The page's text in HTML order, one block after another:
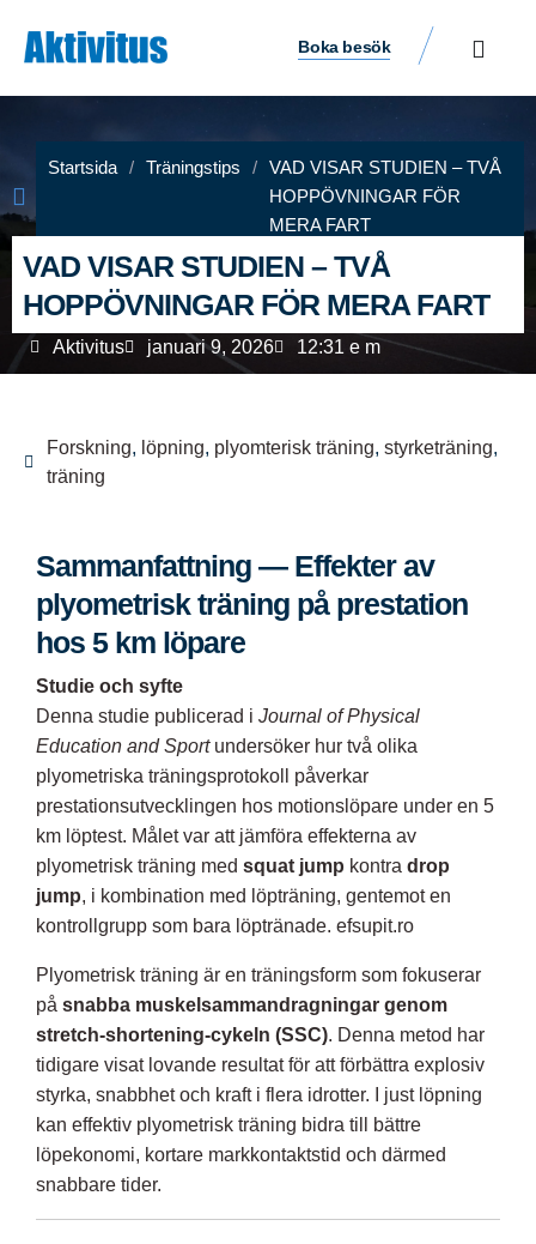
Boka besök
Startsida / Träningstips / VAD VISAR STUDIEN – TVÅ
HOPPÖVNINGAR FÖR
MERA FART
VAD VISAR STUDIEN – TVÅ
HOPPÖVNINGAR FÖR MERA FART
Aktivitus januari 9, 2026 12:31 e m
Forskning, löpning, plyomterisk träning, styrketräning,
träning
Sammanfattning — Effekter av
plyometrisk träning på prestation
hos 5 km löpare
Studie och syfte
Denna studie publicerad i Journal of Physical
Education and Sportundersöker hur två olika
plyometriska träningsprotokoll påverkar
prestationsutvecklingen hos motionslöpare under en 5
km löptest. Målet var att jämföra effekterna av
plyometrisk träning med squat jump kontra drop
jump, i kombination med löpträning, gentemot en
kontrollgrupp som bara löptränade. efsupit.ro
Plyometrisk träning är en träningsform som fokuserar
på snabba muskelsammandragningar genom
stretch-shortening-cykeln (SSC). Denna metod har
tidigare visat lovande resultat för att förbättra explosiv
styrka, snabbhet och kraft i flera idrotter. I just löpning
kan effektiv plyometrisk träning bidra till bättre
löpekonomi, kortare markkontaktstid och därmed
snabbare tider.